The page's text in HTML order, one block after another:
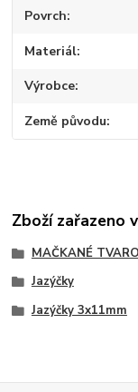
Povrch
Materiál
Výrobce
Země původu
Zboží zařazeno
MAČKANÉ
Jazýčky
Jazýčky 3x11mm